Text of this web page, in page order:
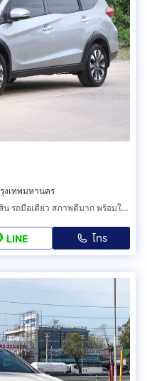
งเทพมหานคร
HONDA BR-V 1.5 V 2021แท้ ยางใหม่ 4 เส้น รถมือเดียว สภาพดีมาก พร้อมใช้งาน
LINE โทร